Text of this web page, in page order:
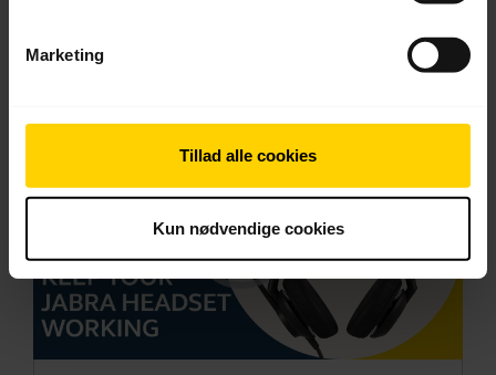
Marketing
Tillad alle cookies
Kun nødvendige cookies